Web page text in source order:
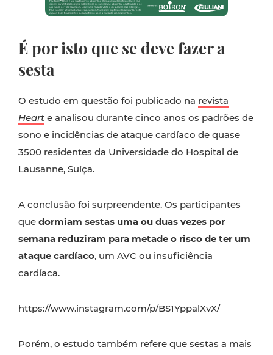
É por isto que se deve fazer a
sesta
O estudo em questão foi publicado na revista
Heart e analisou durante cinco anos os padrões de
sono e incidências de ataque cardíaco de quase
3500 residentes da Universidade do Hospital de
Lausanne, Suíça.
A conclusão foi surpreendente. Os participantes
que dormiam sestas uma ou duas vezes por
semana reduziram para metade o risco de ter um
ataque cardíaco, um AVC ou insuficiência
cardíaca.
https://www.instagram.com/p/BS1YppalXvX/
Porém, o estudo também refere que sestas a mais